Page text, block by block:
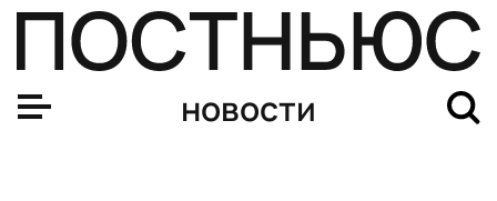
новости
Опубликована программа молодежного дня ПМЭФ